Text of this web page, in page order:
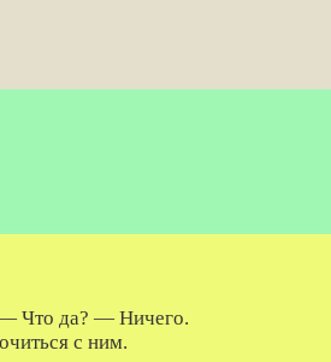
Что да? — Ничего.
с ним.